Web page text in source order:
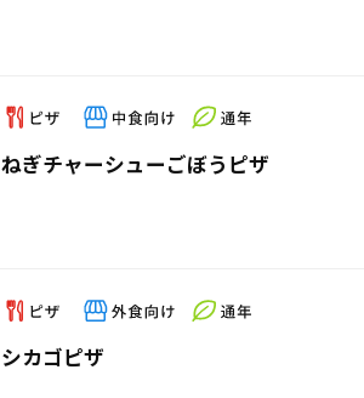
ねぎチャーシューごぼうピザ
シカゴピザ